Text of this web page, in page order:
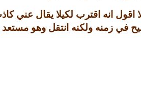
انه اقترب لكيلا يقال عني
في زمنه ولكنه انتقل وهو مستعد